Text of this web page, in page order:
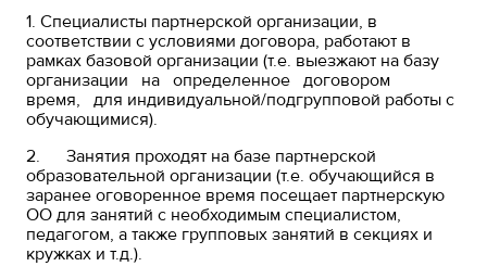
1. Специалисты партнерской организации, в
соответствии с условиями договора, работают в
рамках базовой организации (т.е. выезжают на базу
организации на определенное договором
время, для индивидуальной/подгрупповой работы с
обучающимися).
2. Занятия проходят на базе партнерской
образовательной организации (т.е. обучающийся в
заранее оговоренное время посещает партнерскую
ОО для занятий с необходимым специалистом,
педагогом, а также групповых занятий в секциях и
кружках и т.д.).